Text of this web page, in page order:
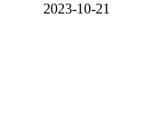
2023-10-21